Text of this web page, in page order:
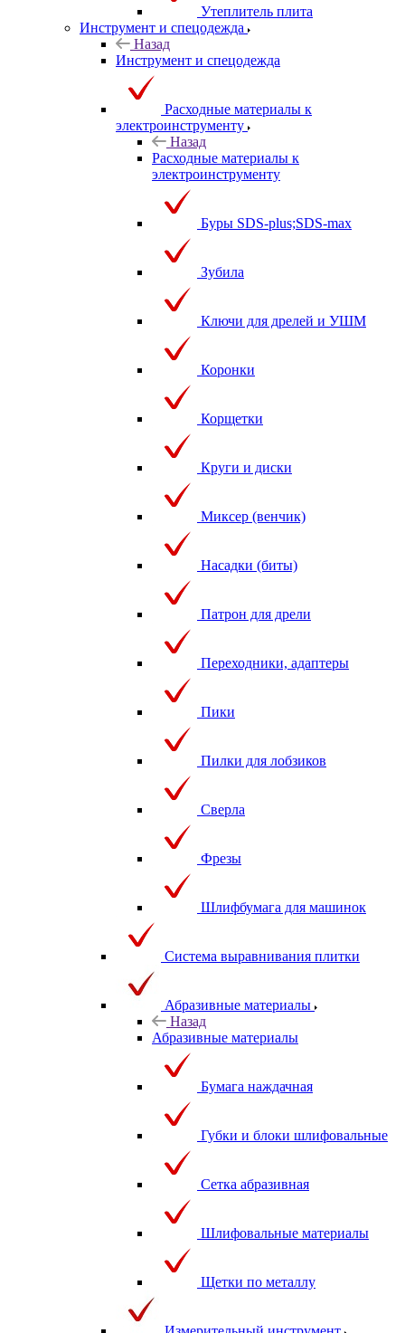
Утеплитель плита
Инструмент и спецодежда
Назад
Инструмент и спецодежда
Расходные материалы к
электроинструменту
Назад
Расходные материалы к
электроинструменту
Буры SDS-plus;SDS-max
Зубила
Ключи для дрелей и УШМ
Коронки
Корщетки
Круги и диски
Миксер (венчик)
Насадки (биты)
Патрон для дрели
Переходники, адаптеры
Пики
Пилки для лобзиков
Сверла
Фрезы
Шлифбумага для машинок
Система выравнивания плитки
Абразивные материалы
Назад
Абразивные материалы
Бумага наждачная
Губки и блоки шлифовальные
Сетка абразивная
Шлифовальные материалы
Щетки по металлу